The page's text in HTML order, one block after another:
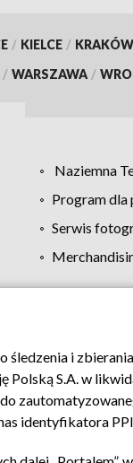
/ KIELCE / KRAKÓW
/ WARSZAWA /
Naziemna
Program dla
Serwis
Biuro
i
S.A. w
identyfikatora